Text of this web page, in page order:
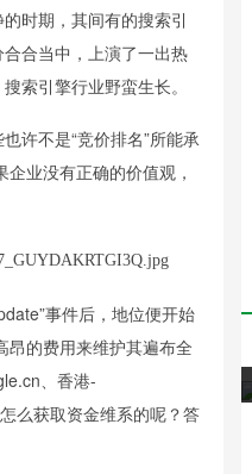
时期，其间有的搜索引
合当中，上演了一出热
索引擎行业野蛮生长。
许不是“竞价排名”所能承
业没有正确的价值观，
事件后，地位便开始
昂的费用来维护其遍布全
、香港-
么获取资金维系的呢？答